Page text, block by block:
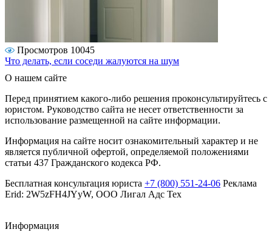
Просмотров 10045
Что делать, если соседи жалуются на шум
О нашем сайте
Перед принятием какого-либо решения проконсультируйтесь с
юристом. Руководство сайта не несет ответственности за
использование размещенной на сайте информации.
Информация на сайте носит ознакомительный характер и не
является публичной офертой, определяемой положениями
статьи 437 Гражданского кодекса РФ.
Бесплатная консультация юриста +7 (800) 551-24-06 Реклама
Erid: 2W5zFH4JYyW, ООО Лигал Адс Тех
Информация